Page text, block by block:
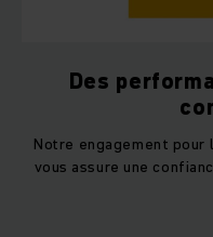
Des
Notre engagement
vous assure une